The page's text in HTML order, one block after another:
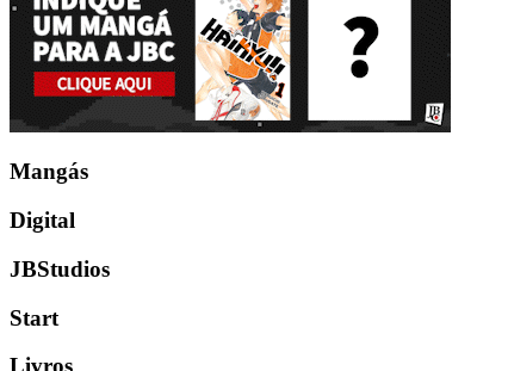
Mangás
Digital
JBStudios
Start
Livros